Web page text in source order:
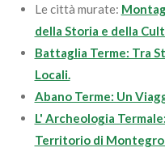
Le città murate:
della Storia e della
Battaglia Terme: Tra
Locali.
Abano Terme: Un
L' Archeologia
Territorio di